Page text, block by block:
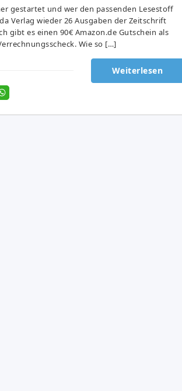
gestartet und wer den passenden Lesestoff
Verlag wieder 26 Ausgaben der Zeitschrift
gibt es einen 90€ Amazon.de Gutschein als
Wie so […]
Weiterlesen